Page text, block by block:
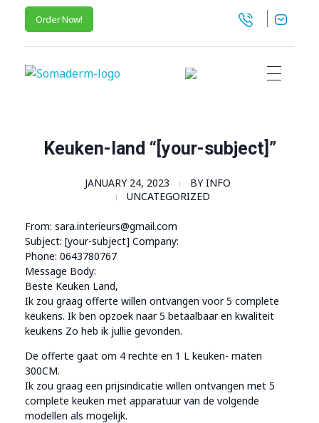
Order Now!
Keuken-land “[your-subject]”
JANUARY 24, 2023 BY INFO
UNCATEGORIZED
From: sara.interieurs@gmail.com
Subject: [your-subject] Company:
Phone: 0643780767
Message Body:
Beste Keuken Land,
Ik zou graag offerte willen ontvangen voor 5 complete
keukens. Ik ben opzoek naar 5 betaalbaar en kwaliteit
keukens Zo heb ik jullie gevonden.
De offerte gaat om 4 rechte en 1 L keuken- maten
300CM.
Ik zou graag een prijsindicatie willen ontvangen met 5
complete keuken met apparatuur van de volgende
modellen als mogelijk.